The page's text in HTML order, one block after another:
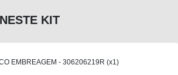
KIT
EMBREAGEM - 306206219R (x1)